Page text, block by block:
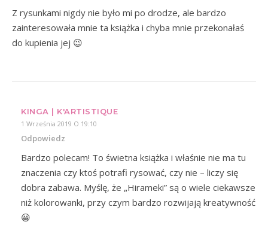
Z rysunkami nigdy nie było mi po drodze, ale bardzo
zainteresowała mnie ta książka i chyba mnie przekonałaś
do kupienia jej 😉
KINGA | K'ARTISTIQUE
1 Września 2019 O 19:10
Odpowiedz
Bardzo polecam! To świetna książka i właśnie nie ma tu
znaczenia czy ktoś potrafi rysować, czy nie – liczy się
dobra zabawa. Myślę, że „Hirameki” są o wiele ciekawsze
niż kolorowanki, przy czym bardzo rozwijają kreatywność
😀